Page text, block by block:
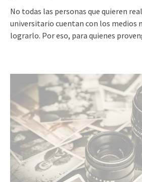
No todas las personas que quieren
universitario cuentan con los medios
lograrlo. Por eso, para quienes